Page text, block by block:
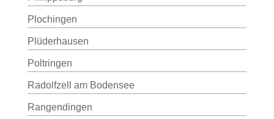
Plochingen
Plüderhausen
Poltringen
Radolfzell am Bodensee
Rangendingen